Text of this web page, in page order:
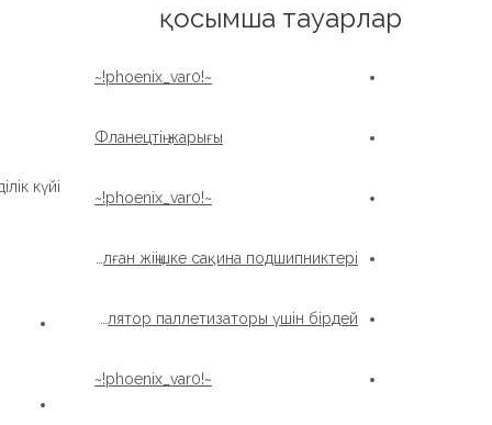
күйі:
қосымша тауарлар
~!phoenix_var0!~
Фланецтің жарығы
~!phoenix_var0!~
~!phoenix_var0!~